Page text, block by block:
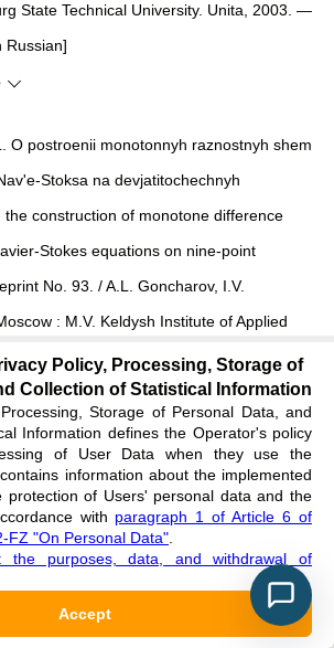
State Technical University. Unita, 2003. —
Russian]
O postroenii monotonnyh raznostnyh shem
Stoksa na devjatitochechnyh
the construction of monotone difference
Stokes equations on nine-point
No. 93. / A.L. Goncharov, I.V.
: M.V. Keldysh Institute of Applied
the Russian Academy of Sciences, 1986.
Turbulentnye techenija gaza s tverdymi
gas flows with solid particles] / A. Yu.
: Mashinostroenie, 2013. — 192 p. [in
Policy, Processing, Storage of
Collection of Statistical Information
Storage of Personal Data, and
Information defines the Operator's policy
of User Data when they use the
information about the implemented
protection of Users' personal data and the
with paragraph 1 of Article 6 of
FZ "On Personal Data"
the purposes, data, and withdrawal of
Accept